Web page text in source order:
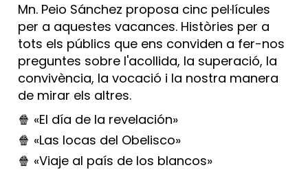
Mn. Peio Sánchez proposa cinc pel·lícules
per a aquestes vacances. Històries per a
tots els públics que ens conviden a fer-nos
preguntes sobre l'acollida, la superació, la
convivència, la vocació i la nostra manera
de mirar els altres.
🍿 «El día de la revelación»
🍿 «Las locas del Obelisco»
🍿 «Viaje al país de los blancos»